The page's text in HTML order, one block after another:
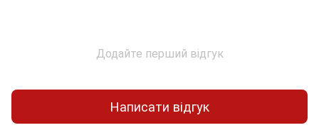
Додайте перший відгук
Написати відгук